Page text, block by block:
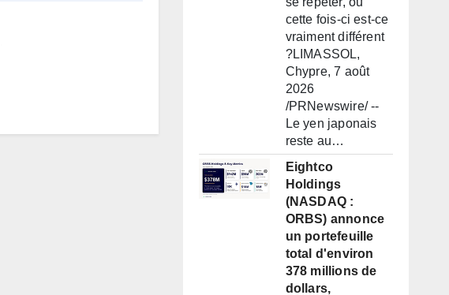
cette fois-ci est-ce
vraiment différent
?LIMASSOL,
Chypre, 7 août
2026
/PRNewswire/ --
Le yen japonais
reste au…
Eightco
Holdings
(NASDAQ :
ORBS) annonce
un portefeuille
total d'environ
378 millions de
dollars,